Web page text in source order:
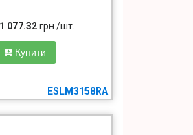
1 077.32грн./шт.
Купити
ESLM3158RA